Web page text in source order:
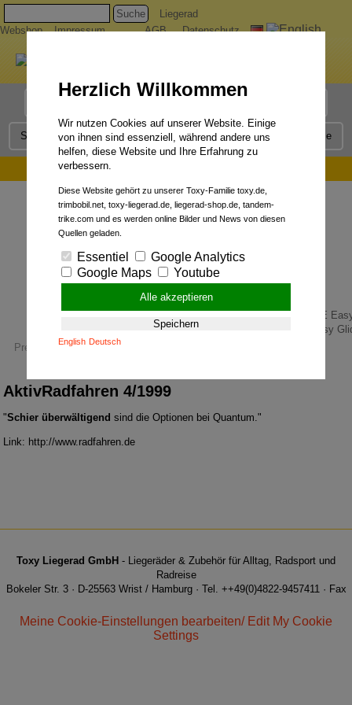
Suche
Liegerad
Webshop
Impressum AGB Datenschutz
Service Qualität Liegerad News Kontakt Presse
Liegerad-Klassiker.
Easy
Presse
Presse-Stimmen
AktivRadfahren 4/1999
"Schier überwältigend sind die Optionen bei Quantum."
Link: http://www.radfahren.de
Toxy Liegerad GmbH - Liegeräder & Zubehör für Alltag, Radsport und
Radreise
Bokeler Str. 3 · D-25563 Wrist / Hamburg · Tel. ++49(0)4822-9457411 · Fax
Herzlich Willkommen
Wir nutzen Cookies auf unserer Website. Einige
von ihnen sind essenziell, während andere uns
helfen, diese Website und Ihre Erfahrung zu
verbessern.
Diese Website gehört zu unserer Toxy-Familie toxy.de,
trimbobil.net, toxy-liegerad.de, liegerad-shop.de, tandem-
trike.com und es werden online Bilder und News von diesen
Quellen geladen.
Essentiel
Google Analytics
Google Maps
Youtube
Alle akzeptieren
Speichern
English Deutsch
Meine Cookie-Einstellungen bearbeiten/ Edit My Cookie
Settings